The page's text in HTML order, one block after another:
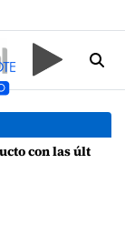
calidad de las aguas para el baño"